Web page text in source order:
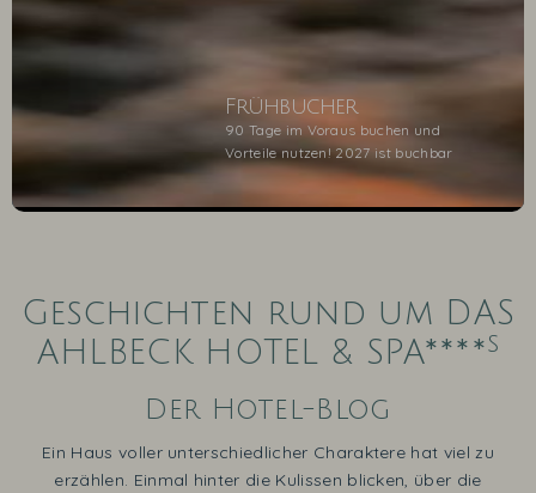
Frühbucher
90 Tage im Voraus buchen und
Vorteile nutzen! 2027 ist buchbar
Geschichten rund um DAS
AHLBECK HOTEL & SPA****s
Der Hotel-Blog
Ein Haus voller unterschiedlicher Charaktere hat viel zu
erzählen. Einmal hinter die Kulissen blicken, über die